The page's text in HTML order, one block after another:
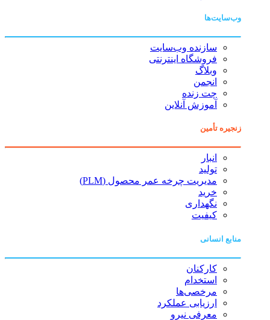
وب‌سایت‌ها
سازنده وب‌سایت
فروشگاه اینترنتی
وبلاگ
انجمن
چت زنده
آموزش آنلاین
زنجیره تأمین
انبار
تولید
مدیریت چرخه عمر محصول (PLM)
خرید
نگهداری
کیفیت
منابع انسانی
کارکنان
استخدام
مرخصی‌ها
ارزیابی عملکرد
معرفی نیرو